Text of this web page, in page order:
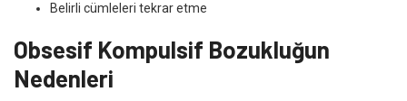
Belirli cümleleri tekrar etme
Obsesif Kompulsif Bozukluğun
Nedenleri